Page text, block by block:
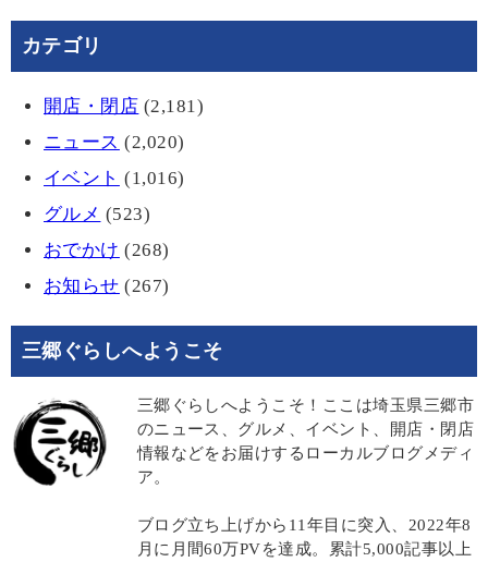
カテゴリ
開店・閉店 (2,181)
ニュース (2,020)
イベント (1,016)
グルメ (523)
おでかけ (268)
お知らせ (267)
三郷ぐらしへようこそ
三郷ぐらしへようこそ！ここは埼玉県三郷市
のニュース、グルメ、イベント、開店・閉店
情報などをお届けするローカルブログメディ
ア。
ブログ立ち上げから11年目に突入、2022年8
月に月間60万PVを達成。累計5,000記事以上